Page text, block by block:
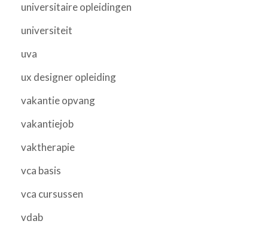
universitaire opleidingen
universiteit
uva
ux designer opleiding
vakantie opvang
vakantiejob
vaktherapie
vca basis
vca cursussen
vdab